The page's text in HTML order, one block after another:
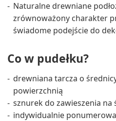
Naturalne drewniane
zrównoważony charakter
świadome podejście do
Co w pudełku?
drewniana tarcza o
powierzchnią
sznurek do zawieszenia na
indywidualnie